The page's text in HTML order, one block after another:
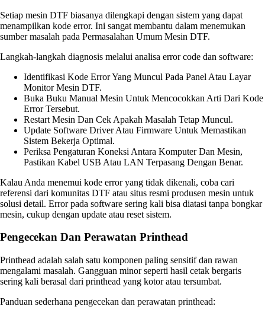
Setiap mesin DTF biasanya dilengkapi dengan sistem yang dapat
menampilkan kode error. Ini sangat membantu dalam menemukan
sumber masalah pada Permasalahan Umum Mesin DTF.
Langkah-langkah diagnosis melalui analisa error code dan software:
Identifikasi Kode Error Yang Muncul Pada Panel Atau Layar
Monitor Mesin DTF.
Buka Buku Manual Mesin Untuk Mencocokkan Arti Dari Kode
Error Tersebut.
Restart Mesin Dan Cek Apakah Masalah Tetap Muncul.
Update Software Driver Atau Firmware Untuk Memastikan
Sistem Bekerja Optimal.
Periksa Pengaturan Koneksi Antara Komputer Dan Mesin,
Pastikan Kabel USB Atau LAN Terpasang Dengan Benar.
Kalau Anda menemui kode error yang tidak dikenali, coba cari
referensi dari komunitas DTF atau situs resmi produsen mesin untuk
solusi detail. Error pada software sering kali bisa diatasi tanpa bongkar
mesin, cukup dengan update atau reset sistem.
Pengecekan Dan Perawatan Printhead
Printhead adalah salah satu komponen paling sensitif dan rawan
mengalami masalah. Gangguan minor seperti hasil cetak bergaris
sering kali berasal dari printhead yang kotor atau tersumbat.
Panduan sederhana pengecekan dan perawatan printhead: